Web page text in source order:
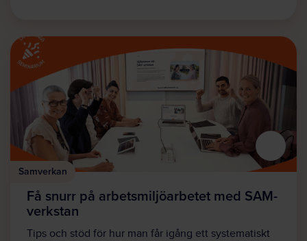
Samverkan
Få snurr på arbetsmiljöarbetet med SAM-
verkstan
Tips och stöd för hur man får igång ett systematiskt